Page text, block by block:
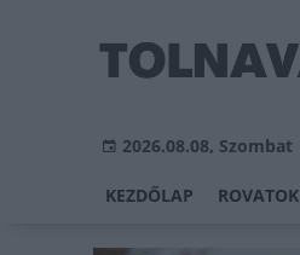
2026.08.08, Szombat
KEZDŐLAP ROVATOK